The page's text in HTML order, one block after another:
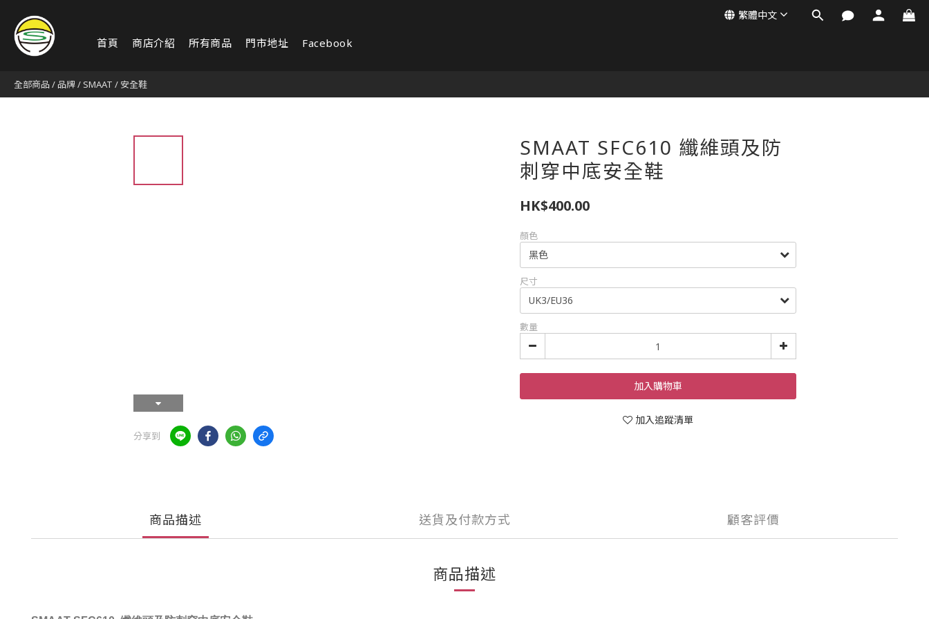
首頁 商店介紹 所有商品 門市地址 Facebook
繁體中文
全部商品/ 品牌/SMAAT / 安全鞋
分享到
SMAAT SFC610 纖維頭及防
刺穿中底安全鞋
HK$400.00
顏色
尺寸
數量
加入購物車
加入追蹤清單
商品描述 送貨及付款方式 顧客評價
商品描述